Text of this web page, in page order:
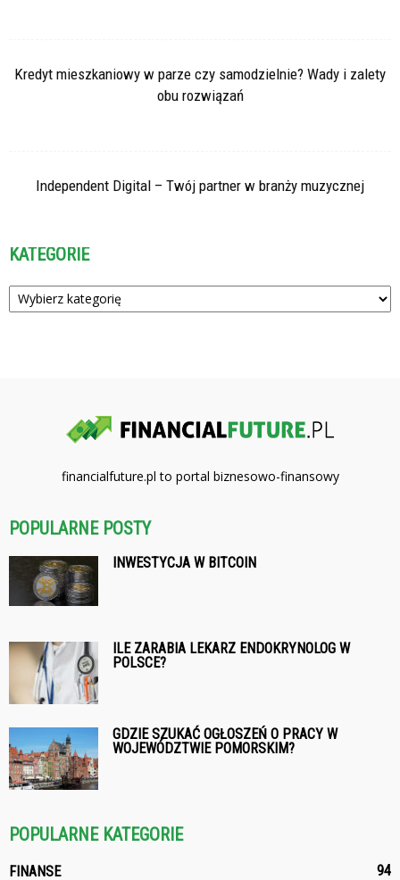
Kredyt mieszkaniowy w parze czy samodzielnie? Wady i zalety
obu rozwiązań
Independent Digital – Twój partner w branży muzycznej
KATEGORIE
Kategorie
financialfuture.pl to portal biznesowo-finansowy
POPULARNE POSTY
INWESTYCJA W BITCOIN
ILE ZARABIA LEKARZ ENDOKRYNOLOG W
POLSCE?
GDZIE SZUKAĆ OGŁOSZEŃ O PRACY W
WOJEWÓDZTWIE POMORSKIM?
POPULARNE KATEGORIE
FINANSE 94